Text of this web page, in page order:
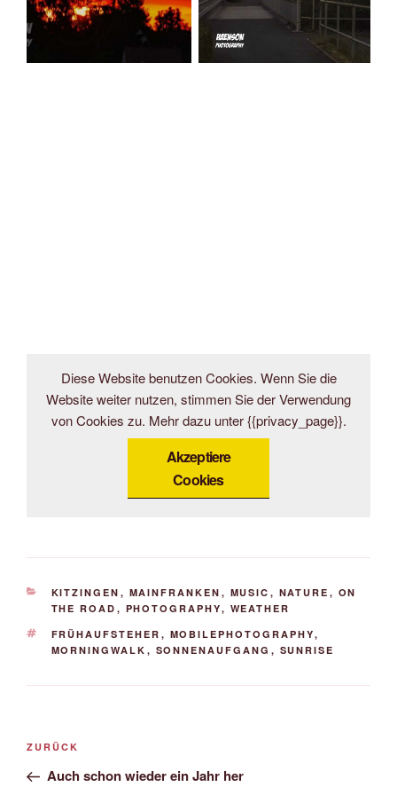
Diese Website benutzen Cookies. Wenn Sie die
Website weiter nutzen, stimmen Sie der Verwendung
von Cookies zu. Mehr dazu unter {{privacy_page}}.
Akzeptiere
Cookies
KATEGORIEN
KITZINGEN , MAINFRANKEN , MUSIC , NATURE , ON
THE ROAD , PHOTOGRAPHY, WEATHER
SCHLAGWÖRTER
FRÜHAUFSTEHER , MOBILEPHOTOGRAPHY,
MORNINGWALK , SONNENAUFGANG , SUNRISE
Beitrags-
Vorheriger
Beitrag
ZURÜCK
Auch schon wieder ein Jahr her